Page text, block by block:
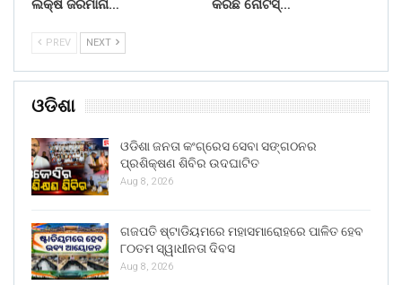
ଲକ୍ଷ ଜରିମାନା…
କରିଛି ନୋଟିସ୍…
PREV NEXT
ଓଡିଶା
ଓଡିଶା ଜନତା କଂଗ୍ରେସ ସେବା ସଙ୍ଗଠନର
ପ୍ରଶିକ୍ଷଣ ଶିବିର ଉଦଘାଟିତ
Aug 8, 2026
ଗଜପତି ଷ୍ଟାଡିୟମରେ ମହାସମାରୋହରେ ପାଳିତ ହେବ
୮୦ତମ ସ୍ୱାଧୀନତା ଦିବସ
Aug 8, 2026